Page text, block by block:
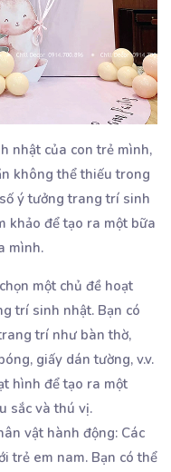
nhật của con trẻ mình,
không thể thiếu trong
ý tưởng trang trí sinh
khảo để tạo ra một bữa
mình.
một chủ đề hoạt
trí sinh nhật. Bạn có
trí như bàn thờ,
giấy dán tường, v.v.
hình để tạo ra một
sắc và thú vị.
vật hành động: Các
trẻ em nam. Bạn có thể